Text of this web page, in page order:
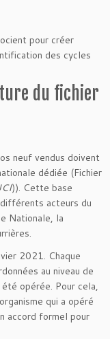
pour créer
des cycles
du fichier
neuf vendus doivent
dédiée (Fichier
)). Cette base
acteurs du
Nationale, la
2021. Chaque
au niveau de
opérée. Pour cela,
qui a opéré
accord formel pour